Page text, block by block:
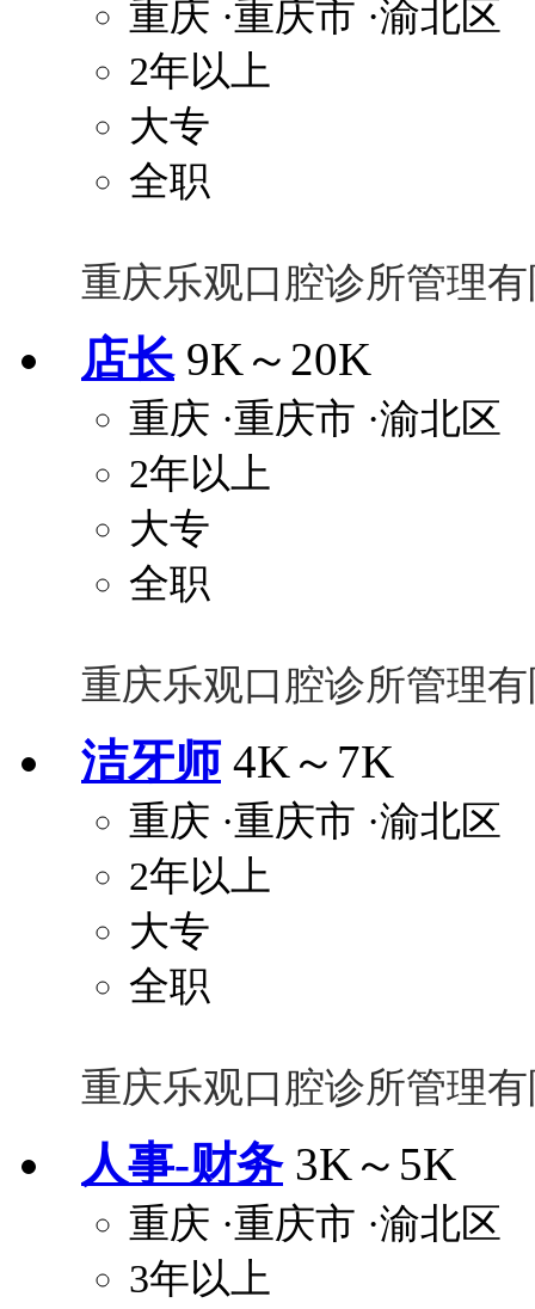
重庆 ·重庆市 ·渝北区
2年以上
大专
全职
重庆乐观口腔诊所管理
店长 9K～20K
重庆 ·重庆市 ·渝北区
2年以上
大专
全职
重庆乐观口腔诊所管理
洁牙师 4K～7K
重庆 ·重庆市 ·渝北区
2年以上
大专
全职
重庆乐观口腔诊所管理
人事-财务 3K～5K
重庆 ·重庆市 ·渝北区
3年以上